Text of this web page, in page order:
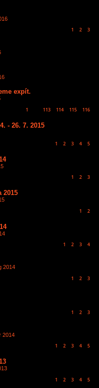
1 2 3
expít.
1 113 114 115 116
- 26. 7. 2015
1 2 3 4 5
1 2 3
2015
1 2
1 2 3 4
2014
1 2 3
1 2 3
2014
1 2 3 4 5
1 2 3 4 5